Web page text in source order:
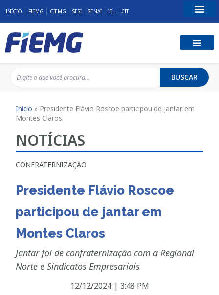
INÍCIO FIEMG CIEMG SESI SENAI IEL CIT
BUSCAR
Início » Presidente Flávio Roscoe participou de jantar em
Montes Claros
NOTÍCIAS
CONFRATERNIZAÇÃO
Presidente Flávio Roscoe
participou de jantar em
Montes Claros
Jantar foi de confraternização com a Regional
Norte e Sindicatos Empresariais
12/12/2024 | 3:48 PM